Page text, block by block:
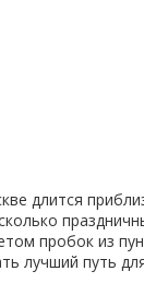
длится
пробок из
лучший путь